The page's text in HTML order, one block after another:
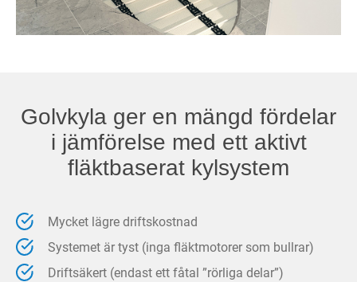
Golvkyla ger en mängd fördelar
i jämförelse med ett aktivt
fläktbaserat kylsystem
Mycket lägre driftskostnad
Systemet är tyst (inga fläktmotorer som bullrar)
Driftsäkert (endast ett fåtal ”rörliga delar”)